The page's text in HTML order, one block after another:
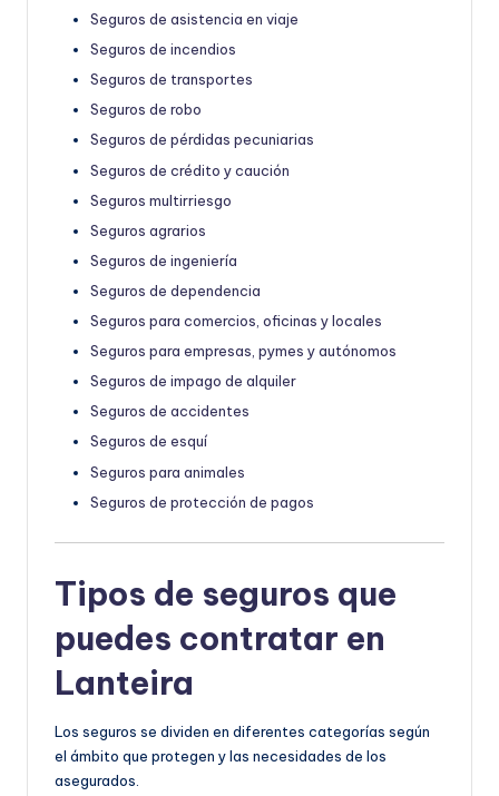
Seguros de asistencia en viaje
Seguros de incendios
Seguros de transportes
Seguros de robo
Seguros de pérdidas pecuniarias
Seguros de crédito y caución
Seguros multirriesgo
Seguros agrarios
Seguros de ingeniería
Seguros de dependencia
Seguros para comercios, oficinas y locales
Seguros para empresas, pymes y autónomos
Seguros de impago de alquiler
Seguros de accidentes
Seguros de esquí
Seguros para animales
Seguros de protección de pagos
Tipos de seguros que
puedes contratar en
Lanteira
Los seguros se dividen en diferentes categorías según
el ámbito que protegen y las necesidades de los
asegurados.